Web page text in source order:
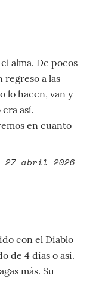
alma. De pocos
regreso a las
lo hacen, van y
así.
en cuanto
27 abril 2026
con el Diablo
de 4 días o así.
más. Su